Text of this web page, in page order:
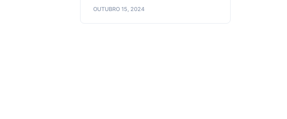
OUTUBRO 15, 2024